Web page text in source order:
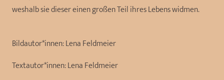
weshalb sie dieser einen großen Teil ihres Lebens widmen.
Bildautor*innen:Lena Feldmeier
Textautor*innen:Lena Feldmeier